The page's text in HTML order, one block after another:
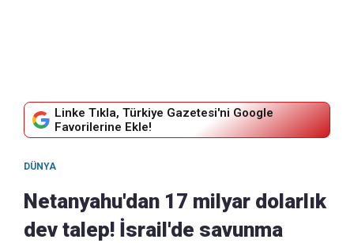
Linke Tıkla, Türkiye Gazetesi'ni Google
Favorilerine Ekle!
DÜNYA
Netanyahu'dan 17 milyar dolarlık
dev talep! İsrail'de savunma